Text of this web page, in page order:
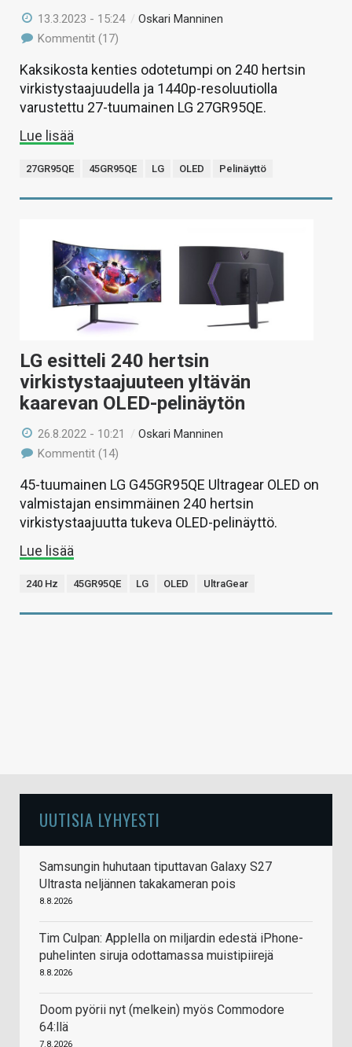
13.3.2023 - 15:24 /Oskari Manninen
Kommentit (17)
Kaksikosta kenties odotetumpi on 240 hertsin
virkistystaajuudella ja 1440p-resoluutiolla
varustettu 27-tuumainen LG 27GR95QE.
Lue lisää
27GR95QE 45GR95QE LG OLED Pelinäyttö
LG esitteli 240 hertsin
virkistystaajuuteen yltävän
kaarevan OLED-pelinäytön
26.8.2022 - 10:21 /Oskari Manninen
Kommentit (14)
45-tuumainen LG G45GR95QE Ultragear OLED on
valmistajan ensimmäinen 240 hertsin
virkistystaajuutta tukeva OLED-pelinäyttö.
Lue lisää
240 Hz 45GR95QE LG OLED UltraGear
UUTISIA LYHYESTI
Samsungin huhutaan tiputtavan Galaxy S27
Ultrasta neljännen takakameran pois
8.8.2026
Tim Culpan: Applella on miljardin edestä iPhone-
puhelinten siruja odottamassa muistipiirejä
8.8.2026
Doom pyörii nyt (melkein) myös Commodore
64:llä
7.8.2026